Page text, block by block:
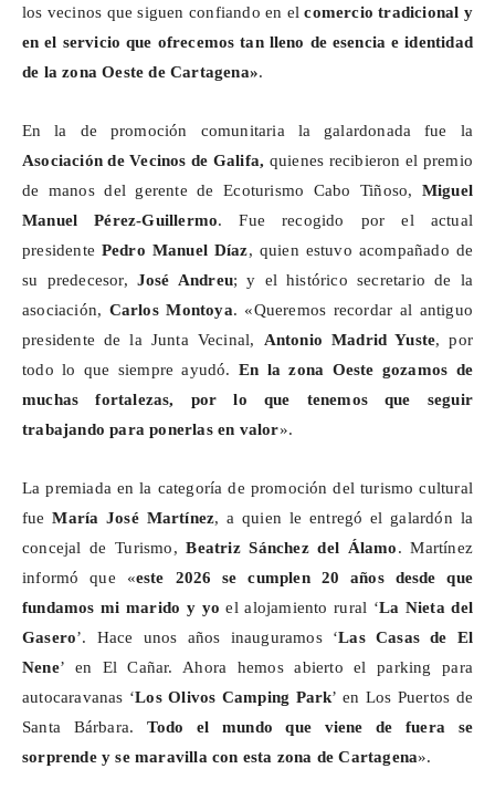
los vecinos que siguen confiando en el comercio tradicional y
en el servicio que ofrecemos tan lleno de esencia e identidad
de la zona Oeste de Cartagena».
En la de promoción comunitaria la galardonada fue la
Asociación de Vecinos de Galifa, quienes recibieron el premio
de manos del gerente de Ecoturismo Cabo Tiñoso, Miguel
Manuel Pérez-Guillermo. Fue recogido por el actual
presidente Pedro Manuel Díaz, quien estuvo acompañado de
su predecesor, José Andreu; y el histórico secretario de la
asociación, Carlos Montoya. «Queremos recordar al antiguo
presidente de la Junta Vecinal, Antonio Madrid Yuste, por
todo lo que siempre ayudó. En la zona Oeste gozamos de
muchas fortalezas, por lo que tenemos que seguir
trabajando para ponerlas en valor».
La premiada en la categoría de promoción del turismo cultural
fueMaría José Martínez, a quien le entregó el galardón la
concejal de Turismo,Beatriz Sánchez del Álamo. Martínez
informó que «este 2026 se cumplen 20 años desde que
fundamos mi marido y yo el alojamiento rural ‘La Nieta del
Gasero’. Hace unos años inauguramos ‘Las Casas de El
Nene’ en El Cañar. Ahora hemos abierto elparking
para
autocaravanas ‘Los Olivos Camping Park’ en Los Puertos de
Santa Bárbara. Todo el mundo que viene de fuera se
sorprende y se maravilla con esta zona de Cartagena».